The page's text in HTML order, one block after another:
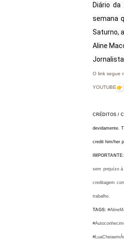
Diário
semana
Saturno,
Aline
O link segue
YOUTUBE
CRÉDITOS /
devidamente.
credit him/her
IMPORTANTE:
sem prejuízo
creditagem
trabalho.
TAGS: